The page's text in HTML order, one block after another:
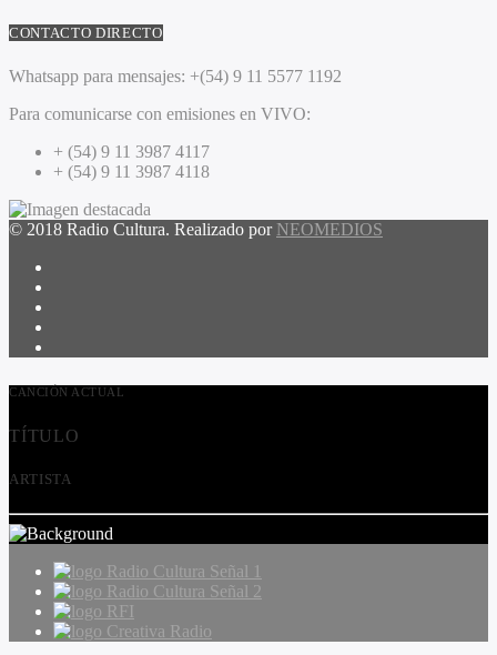
CONTACTO DIRECTO
Whatsapp para mensajes: +(54) 9 11 5577 1192
Para comunicarse con emisiones en VIVO:
+ (54) 9 11 3987 4117
+ (54) 9 11 3987 4118
© 2018 Radio Cultura. Realizado por NEOMEDIOS
CANCIÓN ACTUAL
TÍTULO
ARTISTA
Radio Cultura Señal 1
Radio Cultura Señal 2
RFI
Creativa Radio